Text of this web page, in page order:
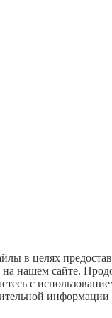
в целях
на нашем сайте.
с
информации